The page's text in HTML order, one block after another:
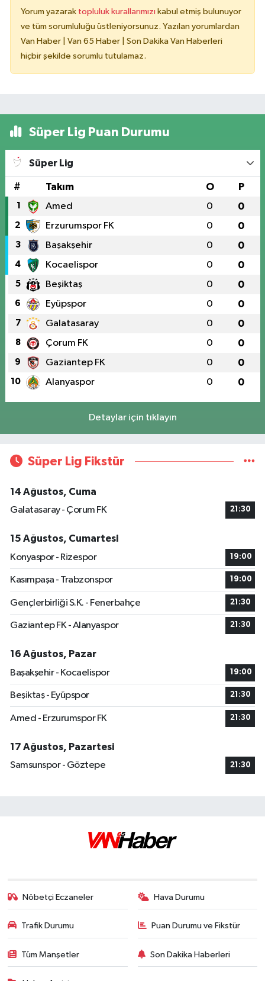
Yorum yazarak topluluk kurallarımızı kabul etmiş bulunuyor
ve tüm sorumluluğu üstleniyorsunuz. Yazılan yorumlardan
Van Haber | Van 65 Haber | Son Dakika Van Haberleri
hiçbir şekilde sorumlu tutulamaz.
Süper Lig Puan Durumu
Süper Lig
# Takım O P
1 Amed 0 0
2 Erzurumspor FK 0 0
3 Başakşehir 0 0
4 Kocaelispor 0 0
5 Beşiktaş 0 0
6 Eyüpspor 0 0
7 Galatasaray 0 0
8 Çorum FK 0 0
9 Gaziantep FK 0 0
10 Alanyaspor 0 0
Detaylar için tıklayın
Süper Lig Fikstür
14 Ağustos, Cuma
Galatasaray - Çorum FK
21:30
15 Ağustos, Cumartesi
Konyaspor - Rizespor
19:00
Kasımpaşa - Trabzonspor 19:00
Gençlerbirliği S.K. - Fenerbahçe 21:30
Gaziantep FK - Alanyaspor 21:30
16 Ağustos, Pazar
Başakşehir - Kocaelispor
19:00
Beşiktaş - Eyüpspor 21:30
Amed - Erzurumspor FK 21:30
17 Ağustos, Pazartesi
Samsunspor - Göztepe
21:30
Nöbetçi Eczaneler Hava Durumu
Trafik Durumu Puan Durumu ve Fikstür
Tüm Manşetler Son Dakika Haberleri